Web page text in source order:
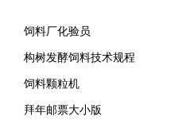
饲料厂化验员
构树发酵饲料技术规程
饲料颗粒机
拜年邮票大小版